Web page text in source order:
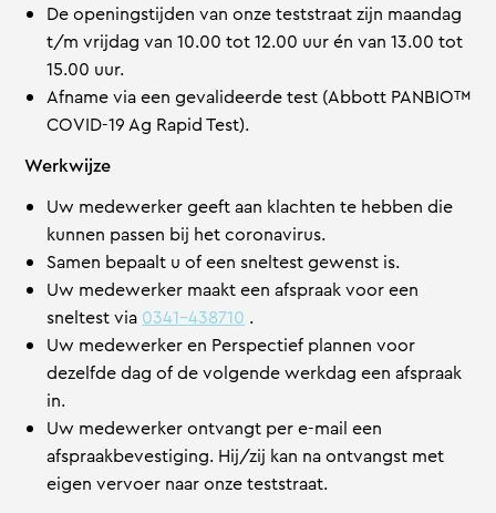
De openingstijden van onze teststraat zijn maandag
t/m vrijdag van 10.00 tot 12.00 uur én van 13.00 tot
15.00 uur.
Afname via een gevalideerde test (Abbott PANBIO™
COVID-19 Ag Rapid Test).
Werkwijze
Uw medewerker geeft aan klachten te hebben die
kunnen passen bij het coronavirus.
Samen bepaalt u of een sneltest gewenst is.
Uw medewerker maakt een afspraak voor een
sneltest via 0341-438710 .
Uw medewerker en Perspectief plannen voor
dezelfde dag of de volgende werkdag een afspraak
in.
Uw medewerker ontvangt per e-mail een
afspraakbevestiging. Hij/zij kan na ontvangst met
eigen vervoer naar onze teststraat.